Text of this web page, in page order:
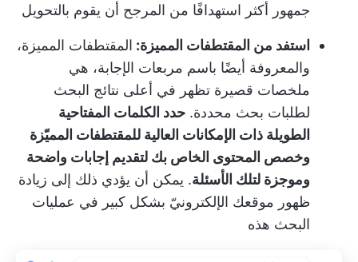
جمهور أكثر استهدافًا من المرجح أن يقوم بالتحويل
استفد من المقتطفات المميزة: المقتطفات المميزة،
والمعروفة أيضًا باسم مربعات الإجابة، هي
ملخصات قصيرة تظهر في أعلى نتائج البحث
لطلبات بحث محددة. حدد الكلمات المفتاحية
الطويلة ذات الإمكانات العالية للمقتطفات المميّزة
وخصص المحتوى الخاص بك لتقديم إجابات واضحة
وموجزة لتلك الأسئلة. يمكن أن يؤدي ذلك إلى زيادة
ظهور موقعك الإلكترونيّ بشكل كبير في عمليات
البحث هذه